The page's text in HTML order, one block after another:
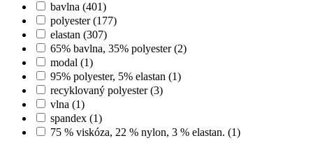
bavlna (401)
polyester (177)
elastan (307)
65% bavlna, 35% polyester (2)
modal (1)
95% polyester, 5% elastan (1)
recyklovaný polyester (3)
vlna (1)
spandex (1)
75 % viskóza, 22 % nylon, 3 % elastan. (1)